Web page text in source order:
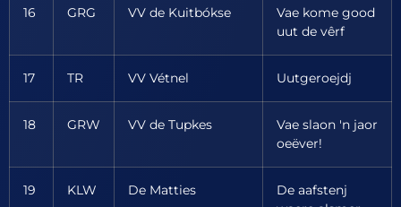
16 GRG VV de Kuitbókse
Vae kome good
uut de vêrf
17 TR VV Vétnel Uutgeroejdj
18 GRW VV de Tupkes
Vae slaon 'n jaor
oeëver!
19 KLW De Matties
De aafstenj